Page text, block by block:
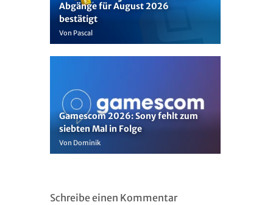
Abgänge für August 2026
bestätigt
Von Pascal
Gamescom 2026: Sony fehlt zum
siebten Mal in Folge
Von Dominik
Schreibe einen Kommentar